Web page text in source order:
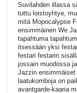
Suvilahden illassa
tuttu loistoyhtye,
mitä Mopocalypse
ensimmäinen We
tapahtuma
itsessään yksi
festari festarin
jossain muodossa
Jazzin
laatukomboja on
avantgarde-kaaria